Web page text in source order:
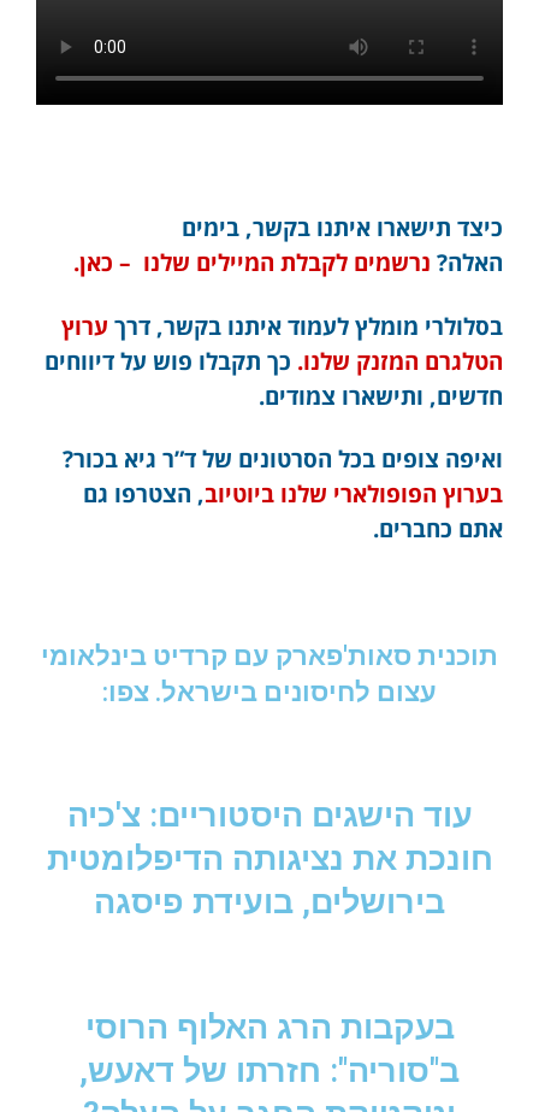
כיצד תישארו איתנו בקשר, בימים
האלה? נרשמים לקבלת המיילים שלנו – כאן.
בסלולרי מומלץ לעמוד איתנו בקשר, דרך ערוץ
הטלגרם המזנק שלנו. כך תקבלו פוש על דיווחים
חדשים, ותישארו צמודים.
ואיפה צופים בכל הסרטונים של ד”ר גיא בכור?
בערוץ הפופולארי שלנו ביוטיוב, הצטרפו גם
אתם כחברים.
תוכנית סאות'פארק עם קרדיט בינלאומי
עצום לחיסונים בישראל. צפו:
עוד הישגים היסטוריים: צ'כיה
חונכת את נציגותה הדיפלומטית
בירושלים, בועידת פיסגה
בעקבות הרג האלוף הרוסי
ב"סוריה": חזרתו של דאעש,